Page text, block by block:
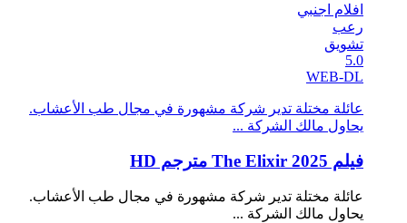
افلام اجنبي
رعب
تشويق
5.0
WEB-DL
عائلة مختلة تدير شركة مشهورة في مجال طب الأعشاب.
يحاول مالك الشركة ...
فيلم The Elixir 2025 مترجم HD
عائلة مختلة تدير شركة مشهورة في مجال طب الأعشاب.
يحاول مالك الشركة ...